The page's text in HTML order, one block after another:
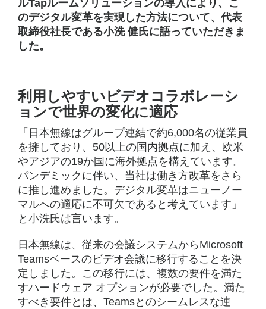
ルTapルームソリューションの導入により、こ
のデジタル変革を実現した方法について、代表
取締役社長である小洗 健氏に語っていただきま
した。
利用しやすいビデオコラボレーシ
ョンで世界の変化に適応
「日本無線はグループ連結で約6,000名の従業員
を擁しており、50以上の国内拠点に加え、欧米
やアジアの19か国に海外拠点を構えています。
パンデミックに伴い、当社は働き方改革をさら
に推し進めました。デジタル変革はニューノー
マルへの適応に不可欠であると考えています」
と小洗氏は言います。
日本無線は、従来の会議システムからMicrosoft
Teamsベースのビデオ会議に移行することを決
定しました。この移行には、複数の要件を満た
すハードウェア オプションが必要でした。満た
すべき要件とは、Teamsとのシームレスな連